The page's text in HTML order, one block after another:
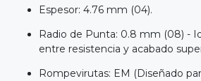
Espesor: 4.76 mm (04).
Radio de Punta: 0.8 mm (08) -
entre resistencia y acabado
Rompevirutas: EM (Diseñado